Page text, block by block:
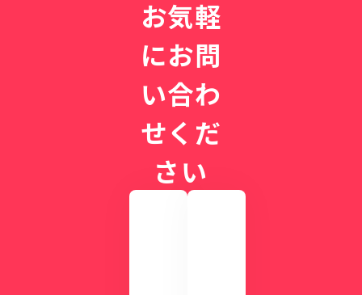
お気軽
にお問
い合わ
せくだ
さい